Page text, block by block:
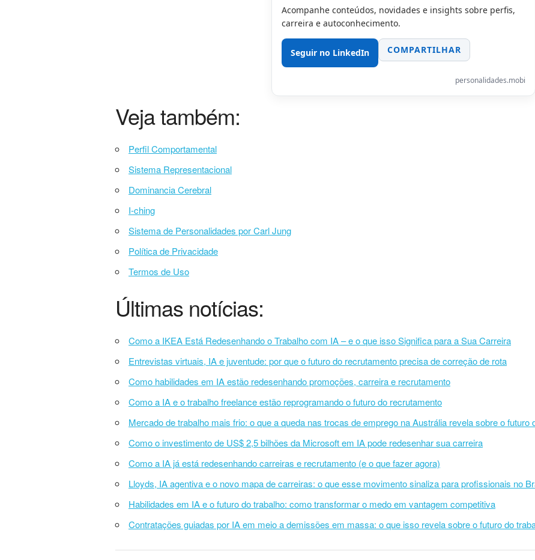
Acompanhe conteúdos, novidades e insights sobre perfis,
carreira e autoconhecimento.
Seguir no LinkedIn COMPARTILHAR
personalidades.mobi
Veja também:
Perfil Comportamental
Sistema Representacional
Dominancia Cerebral
I-ching
Sistema de Personalidades por Carl Jung
Política de Privacidade
Termos de Uso
Últimas notícias:
Como a IKEA Está Redesenhando o Trabalho com IA – e o que isso Significa para a Sua Carreira
Entrevistas virtuais, IA e juventude: por que o futuro do recrutamento precisa de correção de rota
Como habilidades em IA estão redesenhando promoções, carreira e recrutamento
Como a IA e o trabalho freelance estão reprogramando o futuro do recrutamento
Mercado de trabalho mais frio: o que a queda nas trocas de emprego na Austrália revela sobre o futuro
Como o investimento de US$ 2,5 bilhões da Microsoft em IA pode redesenhar sua carreira
Como a IA já está redesenhando carreiras e recrutamento (e o que fazer agora)
Lloyds, IA agentiva e o novo mapa de carreiras: o que esse movimento sinaliza para profissionais no
Habilidades em IA e o futuro do trabalho: como transformar o medo em vantagem competitiva
Contratações guiadas por IA em meio a demissões em massa: o que isso revela sobre o futuro do